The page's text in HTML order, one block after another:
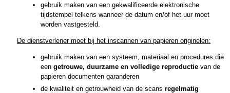
gebruik maken van een gekwalificeerde elektronische
tijdstempel telkens wanneer de datum en/of het uur moet
worden vastgesteld.
De dienstverlener moet bij het inscannen van papieren originelen:
gebruik maken van een systeem, materiaal en procedures die
een getrouwe, duurzame en volledige reproductievan de
papieren documenten garanderen
de kwaliteit en getrouwheid van de scans regelmatig